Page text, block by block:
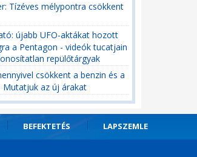
Tízéves mélypontra csökkent
újabb UFO-aktákat hozott
a Pentagon - videók tucatjain
repülőtárgyak
csökkent a benzin és a
Mutatjuk az új árakat
BEFEKTETÉS LAPSZEMLE